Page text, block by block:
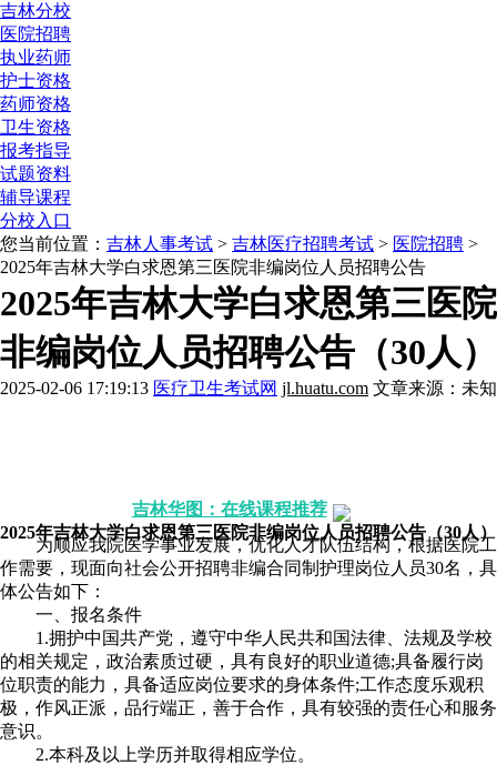
吉林分校
医院招聘
执业药师
护士资格
药师资格
卫生资格
报考指导
试题资料
辅导课程
分校入口
您当前位置： 吉林人事考试 > 吉林医疗招聘考试 > 医院招聘 >
2025年吉林大学白求恩第三医院非编岗位人员招聘公告
2025年吉林大学白求恩第三医院
非编岗位人员招聘公告（30人）
2025-02-06 17:19:13 医疗卫生考试网 jl.huatu.com 文章来源：未知
吉林华图：在线课程推荐
2025年吉林大学白求恩第三医院非编岗位人员招聘公告（30人）
为顺应我院医学事业发展，优化人才队伍结构，根据医院工
作需要，现面向社会公开招聘非编合同制护理岗位人员30名，具
体公告如下：
一、报名条件
1.拥护中国共产党，遵守中华人民共和国法律、法规及学校
的相关规定，政治素质过硬，具有良好的职业道德;具备履行岗
位职责的能力，具备适应岗位要求的身体条件;工作态度乐观积
极，作风正派，品行端正，善于合作，具有较强的责任心和服务
意识。
2.本科及以上学历并取得相应学位。